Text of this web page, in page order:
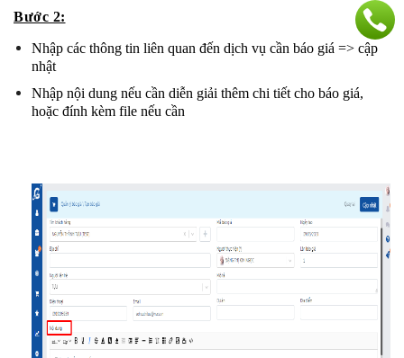
Bước 2:
Nhập các thông tin liên quan đến dịch vụ cần báo giá => cập
nhật
Nhập nội dung nếu cần diễn giải thêm chi tiết cho báo giá,
hoặc đính kèm file nếu cần